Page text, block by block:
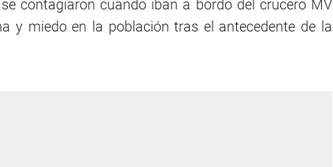
contagiaron cuando iban a bordo del crucero MV
y miedo en la población tras el antecedente de la